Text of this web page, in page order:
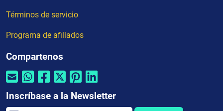
Términos de servicio
Programa de afiliados
Compartenos
Inscríbase a la Newsletter